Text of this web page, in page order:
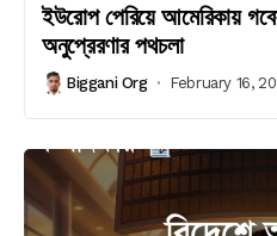
ইউরোপ পেরিয়ে আমেরিকায়
অনুপ্রেরণার পথচলা
Biggani Org February 16,